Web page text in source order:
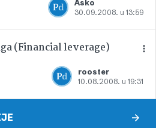
Asko
30.09.2008. u 13:59
Dodajte u favorite
(Financial leverage)
rooster
10.08.2008. u 19:31
Dodajte u favorite